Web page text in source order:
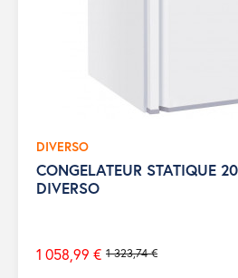
DIVERSO
CONGELATEUR STATIQUE
DIVERSO
Prix
1 323,74 €
1 058,99 €